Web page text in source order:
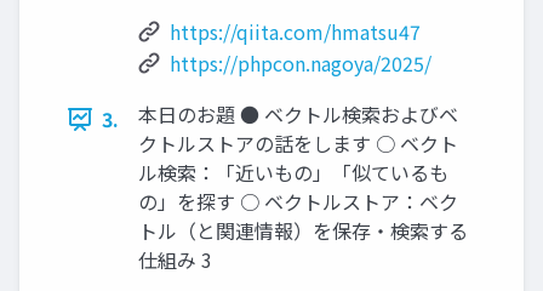
https://qiita.com/hmatsu47
https://phpcon.nagoya/2025/
3.
本日のお題 ● ベクトル検索およびベ
クトルストアの話をします ○ ベクト
ル検索：「近いもの」「似ているも
の」を探す ○ ベクトルストア：ベク
トル（と関連情報）を保存・検索する
仕組み 3